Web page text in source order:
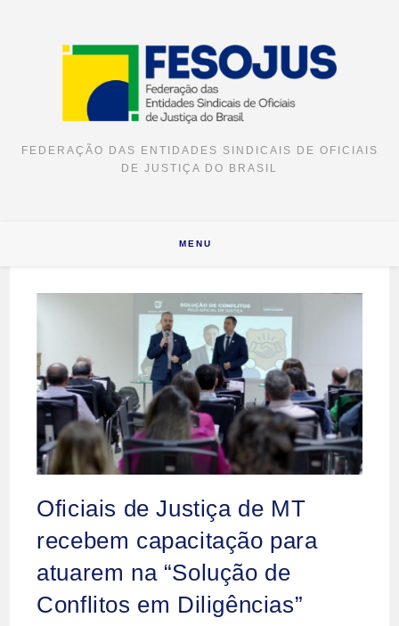
FEDERAÇÃO DAS ENTIDADES SINDICAIS DE OFICIAIS
DE JUSTIÇA DO BRASIL
MENU
Oficiais de Justiça de MT
recebem capacitação para
atuarem na “Solução de
Conflitos em Diligências”